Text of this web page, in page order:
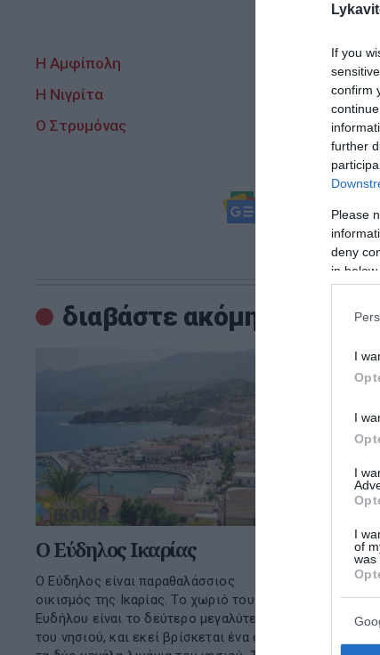
If you
confirm
further
Please
deny
in
I
I
I
I
of
was
H Αμφίπολη
H Νιγρίτα
O Στρυμόνας
και μάθετε
διαβάστε ακόμη
O Εύδηλος Ικαρίας
Ο Εύδηλος είναι παραθαλάσσιος
οικισμός της Ικαρίας. Το χωριό του
Ευδήλου είναι το δεύτερο μεγαλύτερο
του νησιού, και εκεί βρίσκεται ένα από
Η
Η